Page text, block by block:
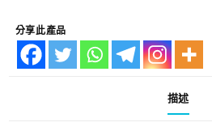
分享此產品
描述